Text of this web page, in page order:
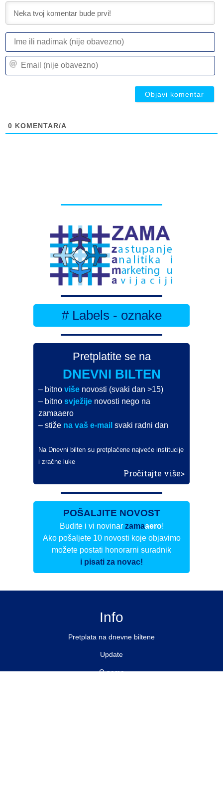
0 KOMENTAR/A
# Labels - oznake
Pretplatite se na
DNEVNI BILTEN
– bitnoviše novosti (svaki dan >15)
– bitnosvježije novosti nego na
zamaaero
– stiže na vaš e-mail svaki radni dan
Na Dnevni bilten su pretplaćene najveće institucije
i zračne luke
Pročitajte više>
POŠALJITE NOVOST
Budite i vi novinar zamaaero!
Ako pošaljete 10 novosti koje objavimo
možete postati honorarni suradnik
i pisati za novac!
Info
Pretplata na dnevne biltene
Update
O nama